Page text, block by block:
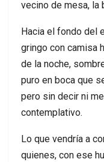
vecino de mesa, la
Hacia el fondo del
gringo con camisa
de la noche,
puro en boca que
pero sin decir ni
contemplativo.
Lo que vendría a
quienes, con ese